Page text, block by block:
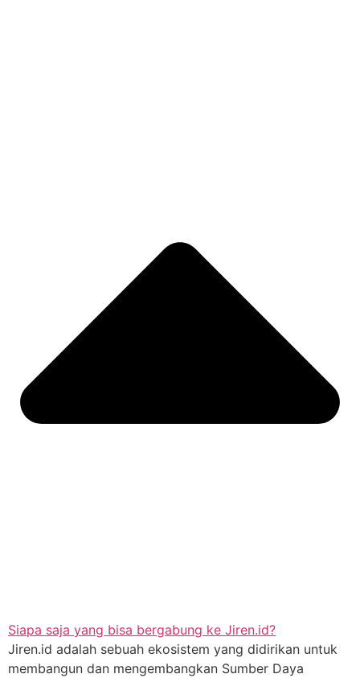
Siapa saja yang bisa bergabung ke Jiren.id?
Jiren.id adalah sebuah ekosistem yang didirikan untuk
membangun dan mengembangkan Sumber Daya